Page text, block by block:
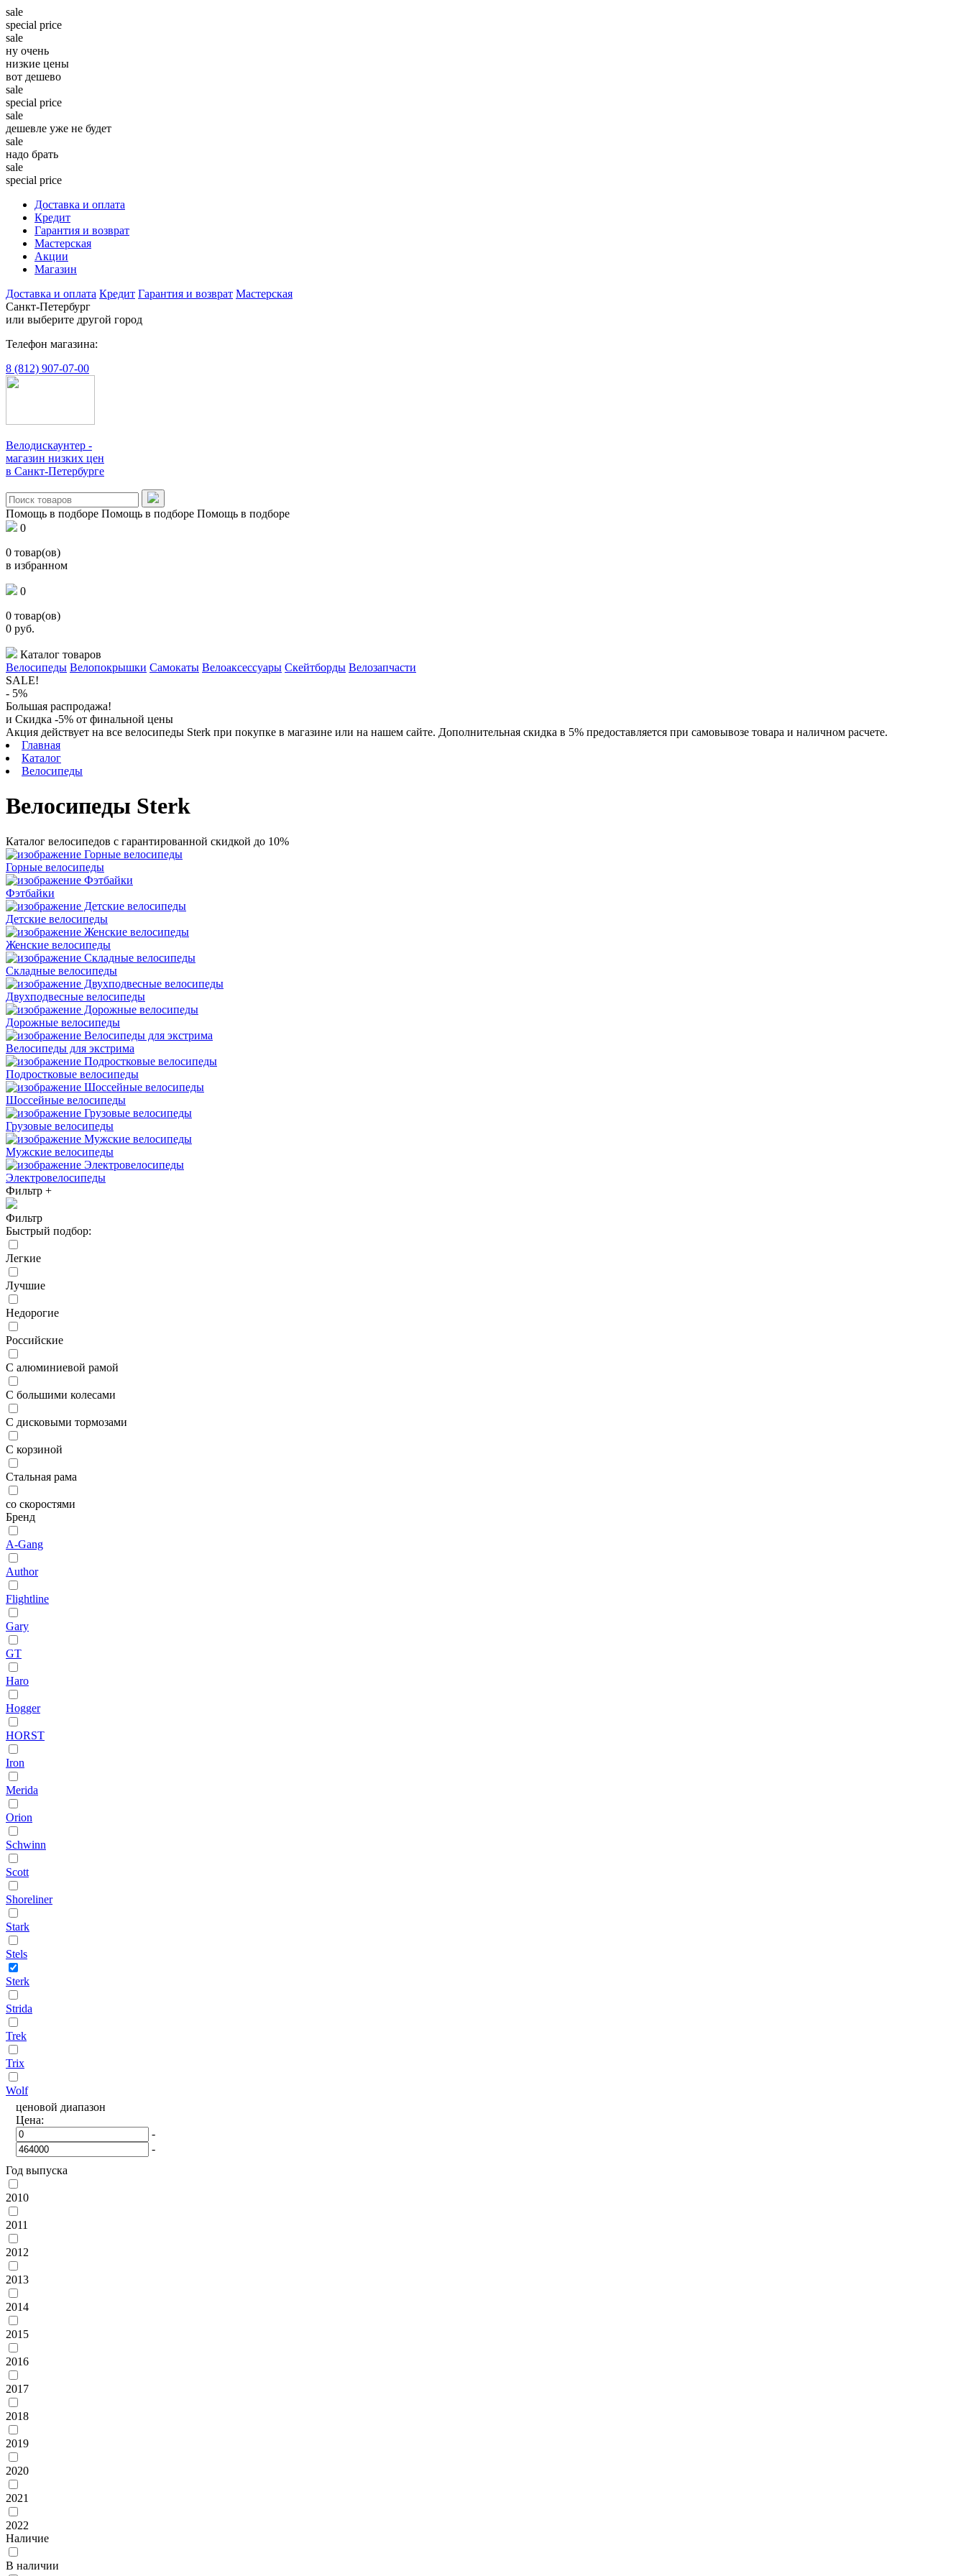
sale
special price
sale
ну очень
низкие цены
вот дешево
sale
special price
sale
дешевле уже не будет
sale
надо брать
sale
special price
Доставка и оплата
Кредит
Гарантия и возврат
Мастерская
Акции
Магазин
Доставка и оплата Кредит Гарантия и возврат Мастерская
Санкт-Петербург
или выберите другой город
Телефон магазина:
8 (812) 907-07-00
Велодискаунтер -
магазин низких цен
в Санкт-Петербурге
Помощь в подборе Помощь в подборе Помощь в подборе
0
0 товар(ов)
в избранном
0
0 товар(ов)
0 руб.
Каталог товаров
Велосипеды Велопокрышки Самокаты Велоаксессуары Скейтборды Велозапчасти
SALE!
- 5%
Большая распродажа!
и Скидка -5% от финальной цены
Акция действует на все велосипеды Sterk при покупке в магазине или на нашем сайте. Дополнительная скидка в 5% предоставляется при самовывозе товара и наличном расчете.
Главная
Каталог
Велосипеды
Велосипеды Sterk
Каталог велосипедов с гарантированной скидкой до 10%
Горные велосипеды
Фэтбайки
Детские велосипеды
Женские велосипеды
Складные велосипеды
Двухподвесные велосипеды
Дорожные велосипеды
Велосипеды для экстрима
Подростковые велосипеды
Шоссейные велосипеды
Грузовые велосипеды
Мужские велосипеды
Электровелосипеды
Фильтр +
Фильтр
Быстрый подбор:
Легкие
Лучшие
Недорогие
Российские
С алюминиевой рамой
С большими колесами
С дисковыми тормозами
С корзиной
Стальная рама
со скоростями
Бренд
A-Gang
Author
Flightline
Gary
GT
Haro
Hogger
HORST
Iron
Merida
Orion
Schwinn
Scott
Shoreliner
Stark
Stels
Sterk
Strida
Trek
Trix
Wolf
ценовой диапазон
Цена:
-
-
Год выпуска
2010
2011
2012
2013
2014
2015
2016
2017
2018
2019
2020
2021
2022
Наличие
В наличии